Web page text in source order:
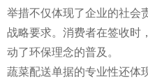
举措不仅体现了企业的社会
战略要求。消费者在签收时
动了环保理念的普及。
蔬菜配送单据的专业性还体